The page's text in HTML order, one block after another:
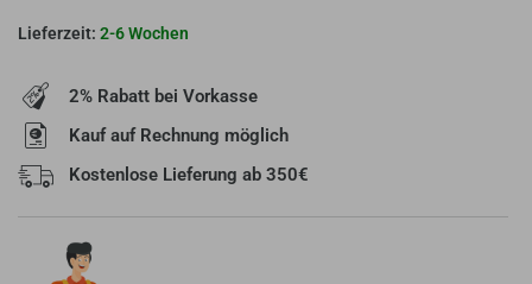
2-6 Wochen
2% Rabatt bei Vorkasse
Kauf auf Rechnung möglich
Kostenlose Lieferung ab 350€